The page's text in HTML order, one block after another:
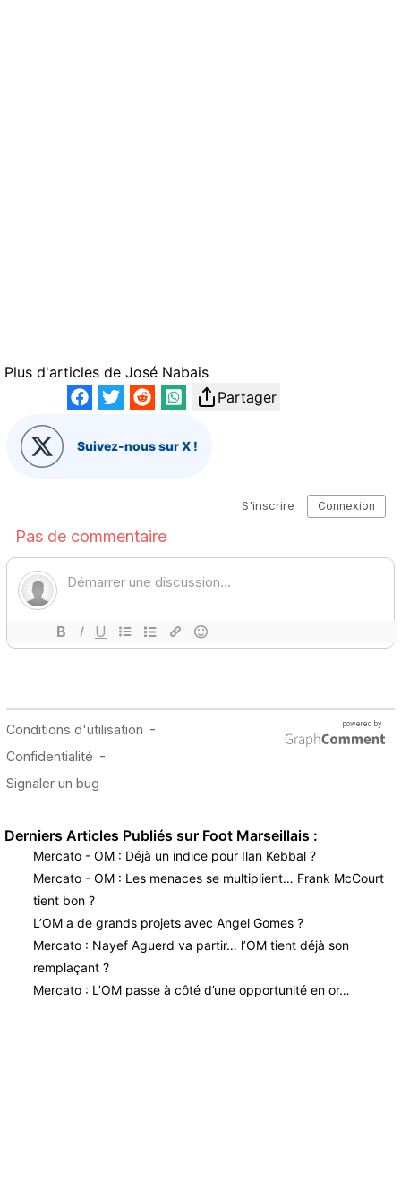
Plus d'articles de José Nabais
Partager
Suivez-nous sur X !
Derniers Articles Publiés sur Foot Marseillais :
Mercato - OM : Déjà un indice pour Ilan Kebbal ?
Mercato - OM : Les menaces se multiplient… Frank McCourt
tient bon ?
L’OM a de grands projets avec Angel Gomes ?
Mercato : Nayef Aguerd va partir… l’OM tient déjà son
remplaçant ?
Mercato : L’OM passe à côté d’une opportunité en or…